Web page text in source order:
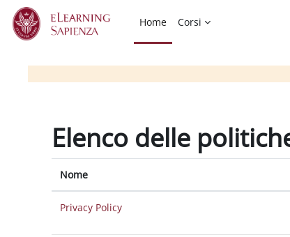
Vai al contenuto principale
Home
Corsi
Elenco delle
Nome
Privacy Policy